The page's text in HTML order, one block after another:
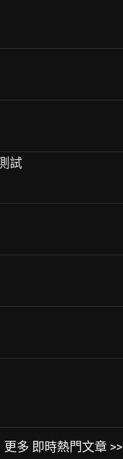
試
更多 即時熱門文章 >>